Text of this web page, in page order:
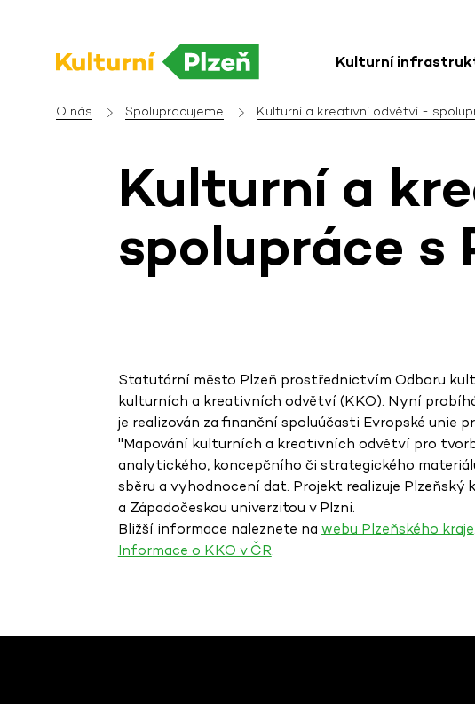
Kulturní
O nás Spolupracujeme Kulturní a kreativní odvětví -
Kulturní a
spolupráce s
Statutární město Plzeň prostřednictvím Odboru
kulturních a kreativních odvětví (KKO). Nyní
je realizován za finanční spoluúčasti Evropské
"Mapování kulturních a kreativních odvětví pro
analytického, koncepčního či strategického
sběru a vyhodnocení dat. Projekt realizuje Plzeňský
a Západočeskou univerzitou v Plzni.
Bližší informace naleznete na webu Plzeňského kraje.
Informace o KKO v ČR.